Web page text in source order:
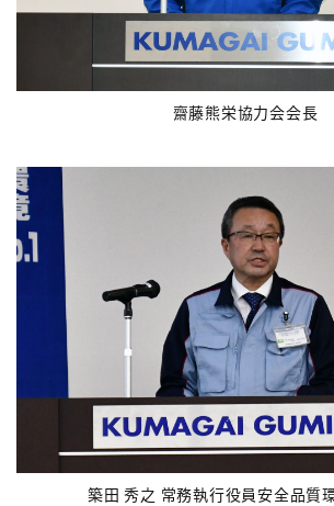
齋藤熊栄協力会会長
築田 秀之 常務執行役員安全品質